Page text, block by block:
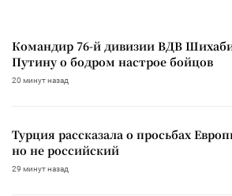
Командир 76-й дивизии ВДВ
Путину о бодром настрое бойцов
20 минут назад
Турция рассказала о просьбах
но не российский
29 минут назад